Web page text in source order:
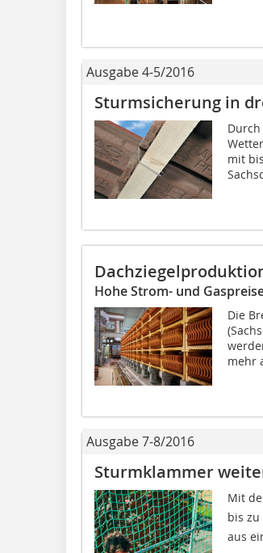
Ausgabe 4-5/2016
Sturmsicherung in
mit
Hohe Strom- und
Die
mehr
Ausgabe 7-8/2016
Sturmklammer
Mit
bis zu
aus